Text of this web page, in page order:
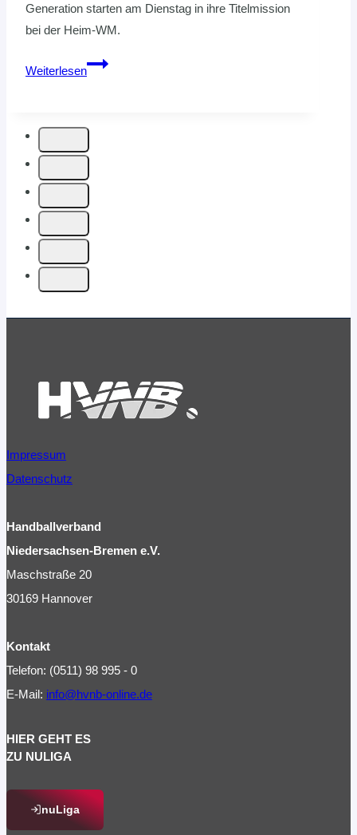
Generation starten am Dienstag in ihre Titelmission
bei der Heim-WM.
Weiterlesen
DHB-
TITEL-
MISSION
WM
Impressum
Datenschutz
Handballverband
Niedersachsen-Bremen e.V.
Maschstraße 20
30169 Hannover
Kontakt
Telefon: (0511) 98 995 - 0
E-Mail: info@hvnb-online.de
HIER GEHT ES
ZU NULIGA
nuLiga